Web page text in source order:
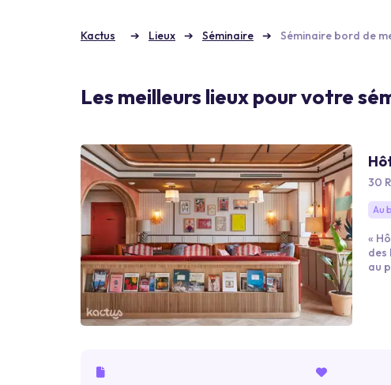
Kactus Lieux Séminaire Séminaire bord de
Les meilleurs lieux pour votre
30
Au
«
des
au